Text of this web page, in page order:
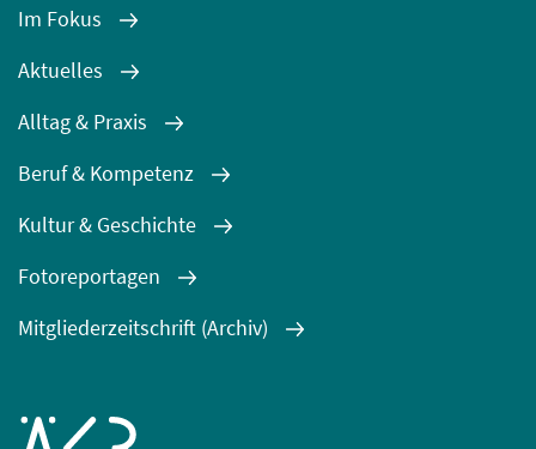
Im Fokus
Aktuelles
Alltag & Praxis
Beruf & Kompetenz
Kultur & Geschichte
Fotoreportagen
Mitgliederzeitschrift (Archiv)